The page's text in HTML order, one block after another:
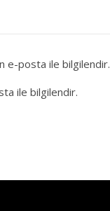
e-posta ile bilgilendir.
ile bilgilendir.